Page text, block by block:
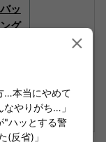
ッ
グ
…本当にやめて
やりがち…」
"ハッとする警
(反省)」